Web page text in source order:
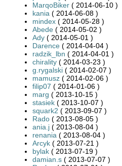
MarqoBiker ( 2014-06-10 )
kania ( 2014-06-08 )
mindex ( 2014-05-28 )
Abede ( 2014-05-02 )
Ady ( 2014-05-01 )
Darence ( 2014-04-04 )
radzik_lbn ( 2014-04-01 )
chirality ( 2014-03-23 )
g.rygalski ( 2014-02-07 )
mamusz ( 2014-02-06 )
filip07 ( 2014-01-06 )
marg ( 2013-10-15 )
stasiek ( 2013-10-07 )
squark2 ( 2013-09-07 )
Rado ( 2013-08-05 )
ania.j ( 2013-08-04 )
renania ( 2013-08-04 )
Arcyk ( 2013-07-21 )
bylak ( 2013-07-19 )
damian.s ( 2013-07-07 )